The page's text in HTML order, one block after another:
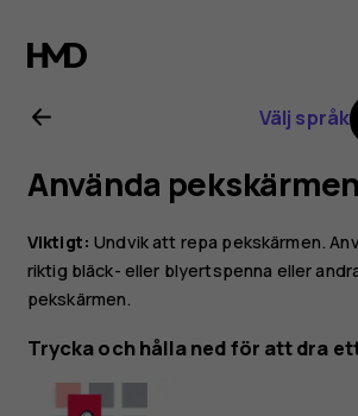
för
Nokia
6.2
Välj språk
Använda pekskärmen
Viktigt: Undvik att repa pekskärmen.
riktig bläck- eller blyertspenna eller
pekskärmen.
Trycka och hålla ned för att dra